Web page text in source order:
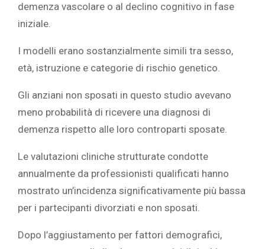
demenza vascolare o al declino cognitivo in fase
iniziale.
I modelli erano sostanzialmente simili tra sesso,
età, istruzione e categorie di rischio genetico.
Gli anziani non sposati in questo studio avevano
meno probabilità di ricevere una diagnosi di
demenza rispetto alle loro controparti sposate.
Le valutazioni cliniche strutturate condotte
annualmente da professionisti qualificati hanno
mostrato un’incidenza significativamente più bassa
per i partecipanti divorziati e non sposati.
Dopo l’aggiustamento per fattori demografici,